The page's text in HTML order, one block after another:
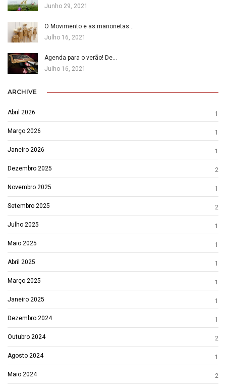
Junho 29, 2021
O Movimento e as marionetas…
Julho 16, 2021
Agenda para o verão! De…
Julho 16, 2021
ARCHIVE
Abril 2026 1
Março 2026 1
Janeiro 2026 1
Dezembro 2025 2
Novembro 2025 1
Setembro 2025 2
Julho 2025 1
Maio 2025 1
Abril 2025 1
Março 2025 1
Janeiro 2025 1
Dezembro 2024 1
Outubro 2024 2
Agosto 2024 1
Maio 2024 2